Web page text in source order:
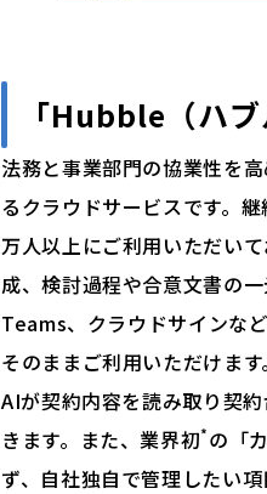
「Hubble（ハブ
法務と事業部門の協業性を
るクラウドサービスです。
万人以上にご利用いただい
成、検討過程や合意文書の
Teams、クラウドサインな
そのままご利用いただけま
AIが契約内容を読み取り契
きます。また、業界初*の「
ず、自社独自で管理したい